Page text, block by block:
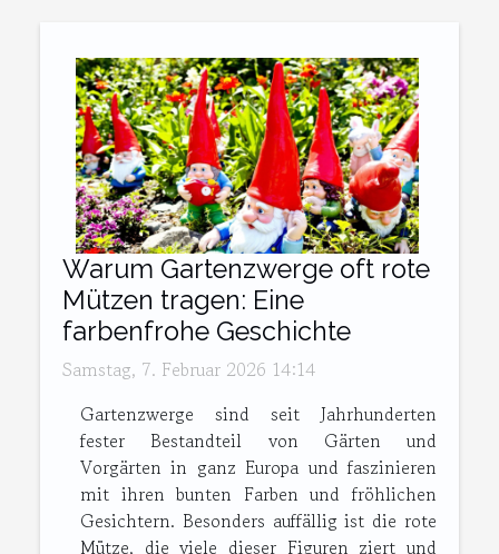
Warum Gartenzwerge oft rote
Mützen tragen: Eine
farbenfrohe Geschichte
Samstag, 7. Februar 2026 14:14
Gartenzwerge sind seit Jahrhunderten
fester Bestandteil von Gärten und
Vorgärten in ganz Europa und faszinieren
mit ihren bunten Farben und fröhlichen
Gesichtern. Besonders auffällig ist die rote
Mütze, die viele dieser Figuren ziert und